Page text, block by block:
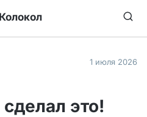
Колокол
1 июля 2026
это!